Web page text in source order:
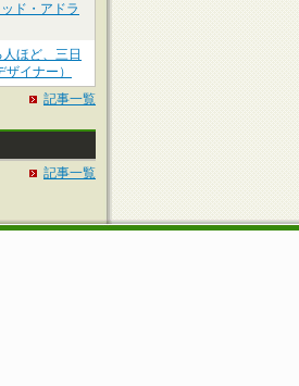
ド・アドラ
ほど、三日
イナー）
記事一覧
記事一覧